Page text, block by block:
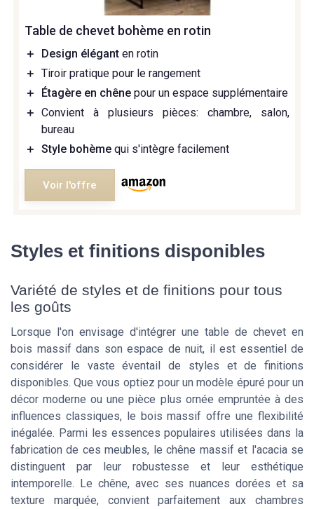
Table de chevet bohème en rotin
＋ Design élégant en rotin
＋ Tiroir pratique pour le rangement
＋
Étagère en chêne pour un espace supplémentaire
＋ Convient à plusieurs pièces: chambre, salon,
bureau
＋ Style bohème qui s'intègre facilement
Voir l'offre
Styles et finitions disponibles
Variété de styles et de finitions pour tous
les goûts
Lorsque l'on envisage d'intégrer une table de chevet en
bois massif dans son espace de nuit, il est essentiel de
considérer le vaste éventail de styles et de finitions
disponibles. Que vous optiez pour un modèle épuré pour un
décor moderne ou une pièce plus ornée empruntée à des
influences classiques, le bois massif offre une flexibilité
inégalée. Parmi les essences populaires utilisées dans la
fabrication de ces meubles, le chêne massif et l'acacia se
distinguent par leur robustesse et leur esthétique
intemporelle. Le chêne, avec ses nuances dorées et sa
texture marquée, convient parfaitement aux chambres